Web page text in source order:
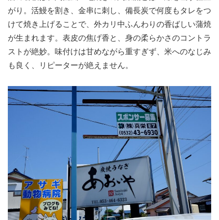
がり。活鰻を割き、金串に刺し、備長炭で何度もタレをつ
けて焼き上げることで、外カリ中ふんわりの香ばしい蒲焼
が生まれます。表皮の焦げ香と、身の柔らかさのコントラ
ストが絶妙。味付けは甘めながら重すぎず、米へのなじみ
も良く、リピーターが絶えません。